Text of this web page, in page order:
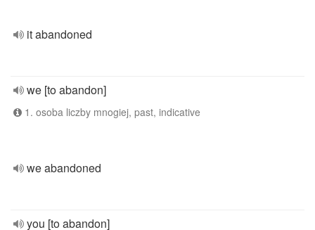
it abandoned
we [to abandon]
1. osoba liczby mnogiej, past, indicative
we abandoned
you [to abandon]